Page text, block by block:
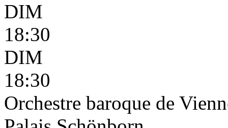
DIM
18:30
DIM
18:30
Orchestre baroque de